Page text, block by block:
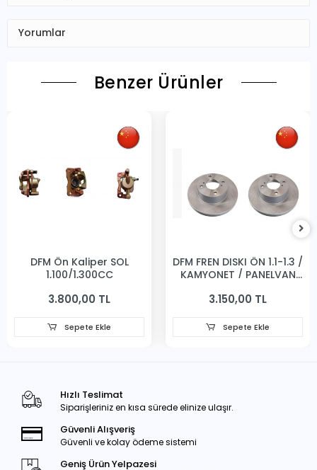
Yorumlar
Benzer Ürünler
DFM Ön Kaliper SOL
1,100/1,300CC
3.800,00 TL
Sepete Ekle
DFM FREN DISKI ÖN 1.1-1.3 /
KAMYONET / PANELVAN
3.150,00 TL
Sepete Ekle
Hızlı Teslimat
Siparişleriniz en kısa sürede elinize ulaşır.
Güvenli Alışveriş
Güvenli ve kolay ödeme sistemi
Geniş Ürün Yelpazesi